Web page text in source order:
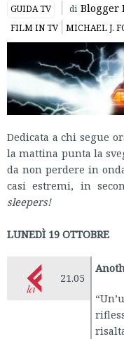
GUIDA TV di Blogger
FILM IN TV MICHAEL J.
Dedicata a chi segue
la mattina punta la
da non perdere in
casi estremi, in
sleepers!
LUNEDÌ 19 OTTOBRE
21.05